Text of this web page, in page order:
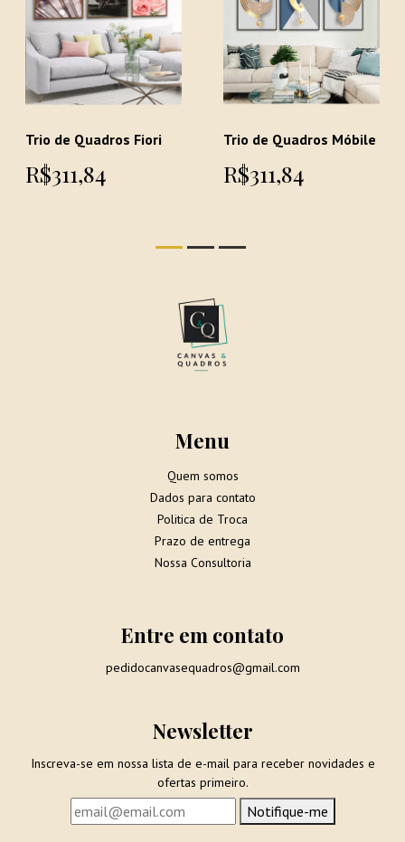
Trio de Quadros Fiori
R$311,84
Trio de Quadros Móbile
R$311,84
Menu
Quem somos
Dados para contato
Politica de Troca
Prazo de entrega
Nossa Consultoria
Entre em contato
pedidocanvasequadros@gmail.com
Newsletter
Inscreva-se em nossa lista de e-mail para receber novidades e
ofertas primeiro.
Notifique-me